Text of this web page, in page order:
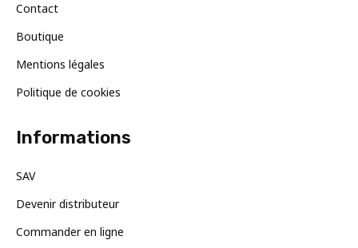
Contact
Boutique
Mentions légales
Politique de cookies
Informations
SAV
Devenir distributeur
Commander en ligne